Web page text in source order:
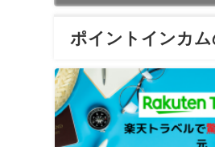
ポイントインカム